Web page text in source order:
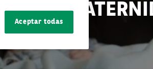
LA
Aceptar todas